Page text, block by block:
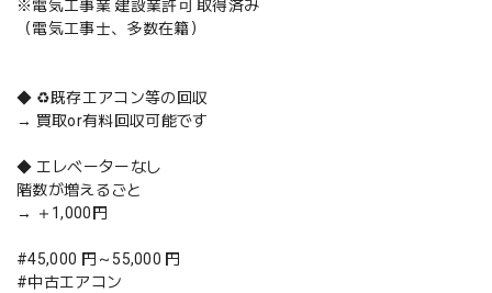
※電気工事業 建設業許可 取得済み
（電気工事士、多数在籍）
◆ ♻️既存エアコン等の回収
→ 買取or有料回収可能です
◆ エレベーターなし
階数が増えるごと
→ ＋1,000円
#45,000 円～55,000 円
#中古エアコン